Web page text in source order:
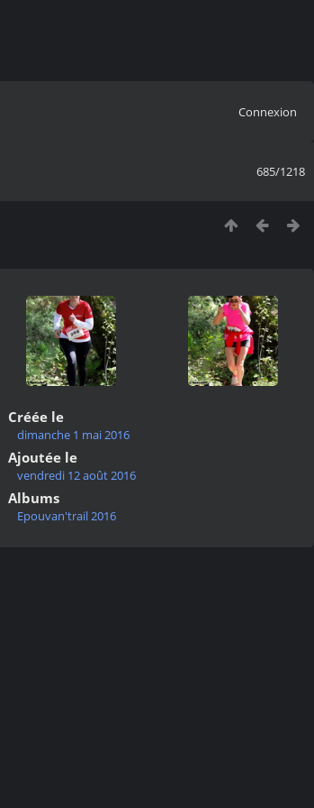
Connexion
685/1218
Créée le
dimanche 1 mai 2016
Ajoutée le
vendredi 12 août 2016
Albums
Epouvan'trail 2016